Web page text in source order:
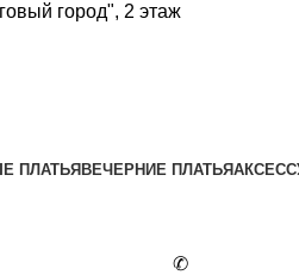
город", 2 этаж
ПЛАТЬЯ ВЕЧЕРНИЕ ПЛАТЬЯ
✆